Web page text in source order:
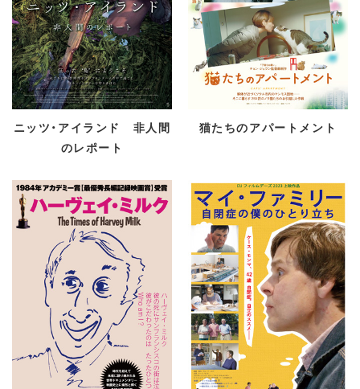
ニッツ・アイランド 非人間
のレポート
猫たちのアパートメント